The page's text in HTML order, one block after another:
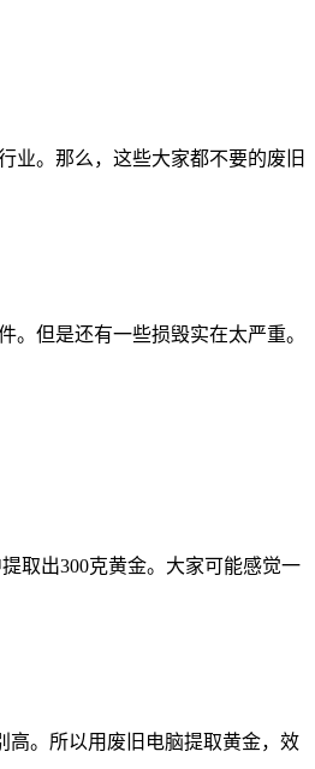
业。那么，这些大家都不要的废旧
但是还有一些损毁实在太严重。
取出300克黄金。大家可能感觉一
高。所以用废旧电脑提取黄金，效